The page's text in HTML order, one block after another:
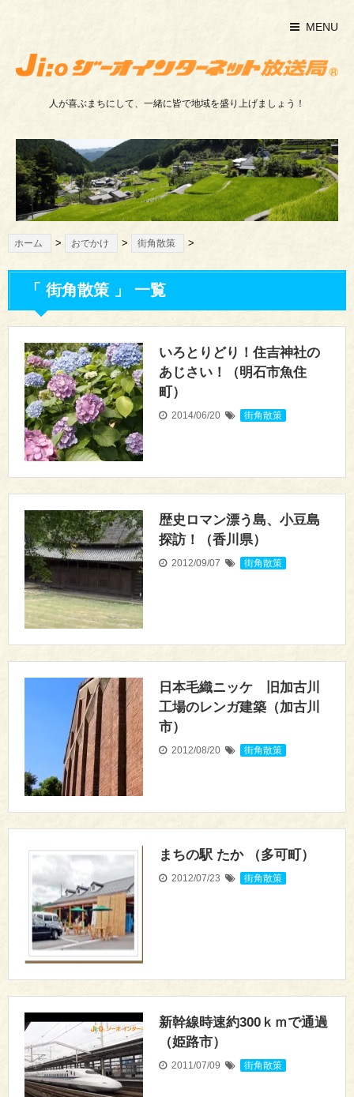
MENU
人が喜ぶまちにして、一緒に皆で地域を盛り上げましょう！
ホーム > おでかけ > 街角散策 >
「 街角散策 」 一覧
いろとりどり！住吉神社の
あじさい！（明石市魚住
町）
2014/06/20 街角散策
歴史ロマン漂う島、小豆島
探訪！（香川県）
2012/09/07 街角散策
日本毛織ニッケ 旧加古川
工場のレンガ建築（加古川
市）
2012/08/20 街角散策
まちの駅 たか （多可町）
2012/07/23 街角散策
新幹線時速約300ｋｍで通過
（姫路市）
2011/07/09 街角散策